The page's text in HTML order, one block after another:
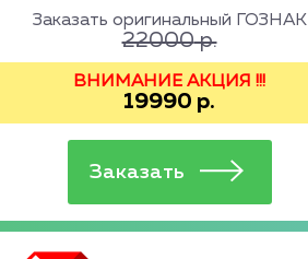
Заказать оригинальный ГОЗНАК
22000р.
ВНИМАНИЕ АКЦИЯ !!!
19990 р.